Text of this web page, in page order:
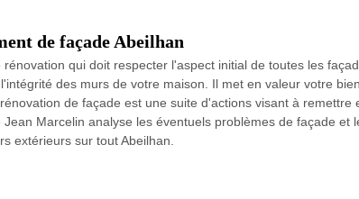
de façade Abeilhan
qui doit respecter l'aspect initial de toutes les
des murs de votre maison. Il met en valeur votre
de façade est une suite d'actions visant à remettre
Marcelin analyse les éventuels problèmes de façade et
extérieurs sur tout Abeilhan.